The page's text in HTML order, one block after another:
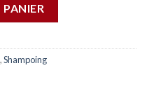
,Shampoing